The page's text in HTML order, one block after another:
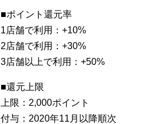
■ポイント還元率
1店舗で利用：+10%
2店舗で利用：+30%
3店舗以上で利用：+50%
■還元上限
上限：2,000ポイント
付与：2020年11月以降順次